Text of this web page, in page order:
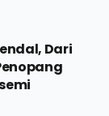
Dari